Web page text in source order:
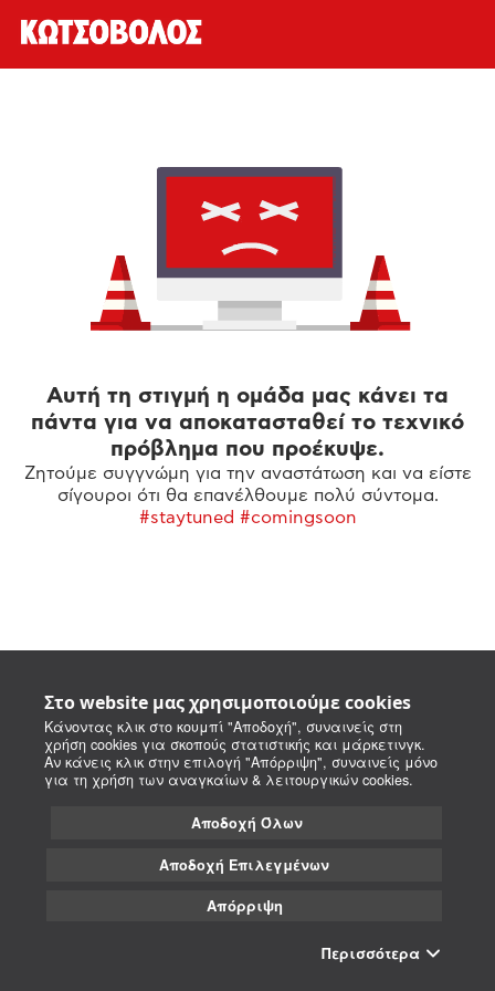
Στο website μας χρησιμοποιούμε cookies
Κάνοντας κλικ στο κουμπί "Αποδοχή", συναινείς στη
χρήση cookies για σκοπούς στατιστικής και μάρκετινγκ.
Αν κάνεις κλικ στην επιλογή "Απόρριψη", συναινείς μόνο
για τη χρήση των αναγκαίων & λειτουργικών cookies.
Αποδοχή Όλων
Αποδοχή Επιλεγμένων
Απόρριψη
Περισσότερα
Αυτή τη στιγμή η ομάδα μας κάνει τα
πάντα για να αποκατασταθεί το τεχνικό
πρόβλημα που προέκυψε.
Ζητούμε συγγνώμη για την αναστάτωση και να είστε
σίγουροι ότι θα επανέλθουμε πολύ σύντομα.
#staytuned #comingsoon